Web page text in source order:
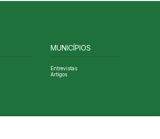
MUNICÍPIOS
Entrevistas
Artigos